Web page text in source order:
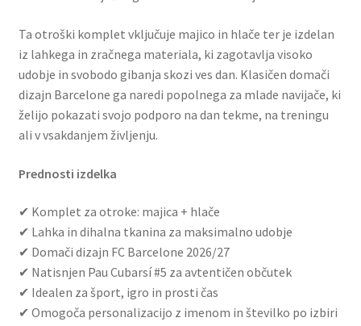
Ta otroški komplet vključuje majico in hlače ter je izdelan
iz lahkega in zračnega materiala, ki zagotavlja visoko
udobje in svobodo gibanja skozi ves dan. Klasičen domači
dizajn Barcelone ga naredi popolnega za mlade navijače, ki
želijo pokazati svojo podporo na dan tekme, na treningu
ali v vsakdanjem življenju.
Prednosti izdelka
✔ Komplet za otroke: majica + hlače
✔ Lahka in dihalna tkanina za maksimalno udobje
✔ Domači dizajn FC Barcelone 2026/27
✔ Natisnjen Pau Cubarsí #5 za avtentičen občutek
✔ Idealen za šport, igro in prosti čas
✔ Omogoča personalizacijo z imenom in številko po izbiri